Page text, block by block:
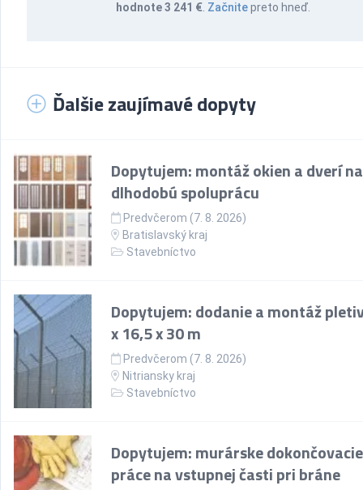
hodnote 3 241 € Začnitepreto hneď.
Ďalšie zaujímavé dopyty
Dopytujem: montáž okien a dverí na
dlhodobú spoluprácu
Predvčerom (7. 8. 2026)
Bratislavský kraj
Stavebníctvo
Dopytujem: dodanie a montáž
x 16,5 x 30 m
Predvčerom (7. 8. 2026)
Nitriansky kraj
Stavebníctvo
Dopytujem: murárske dokončovacie
práce na vstupnej časti pri bráne